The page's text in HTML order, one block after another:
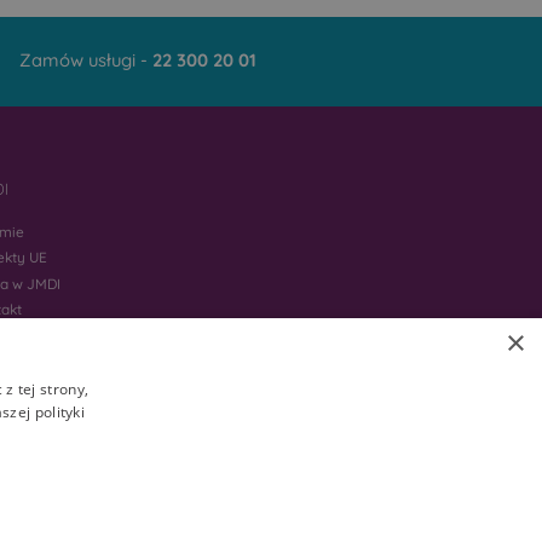
Zamów usługi - 22 300 20 01
UE
w JMDI
Nie wszystkie usługi są dostępne w
×
z tej strony,
polityki